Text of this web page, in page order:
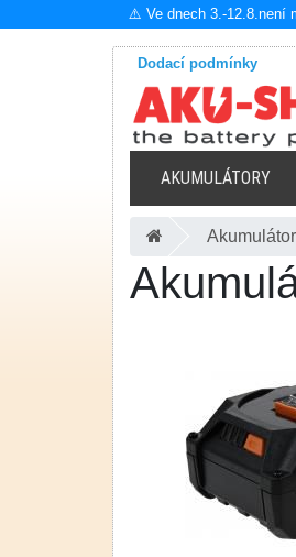
⚠️ Ve dnech 3.-12.8.není
Dodací podmínky
AKUMULÁTORY